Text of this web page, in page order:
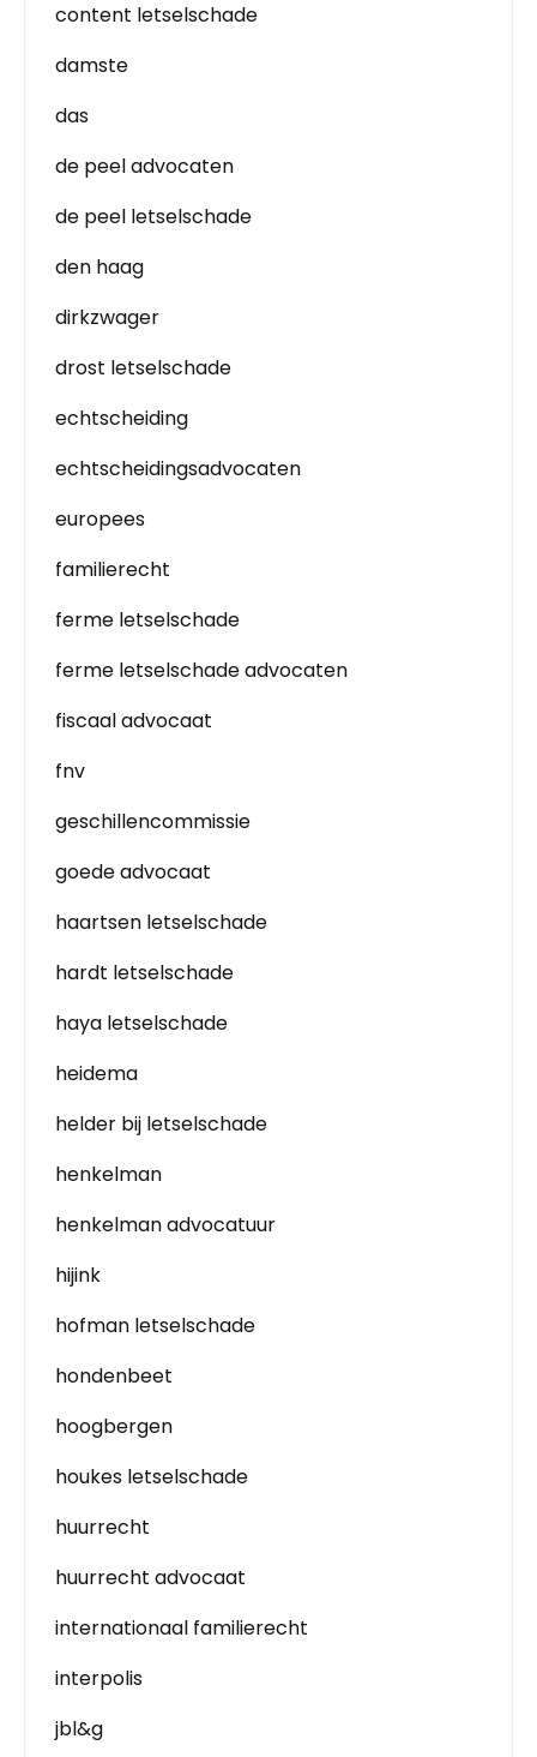
content letselschade
damste
das
de peel advocaten
de peel letselschade
den haag
dirkzwager
drost letselschade
echtscheiding
echtscheidingsadvocaten
europees
familierecht
ferme letselschade
ferme letselschade advocaten
fiscaal advocaat
fnv
geschillencommissie
goede advocaat
haartsen letselschade
hardt letselschade
haya letselschade
heidema
helder bij letselschade
henkelman
henkelman advocatuur
hijink
hofman letselschade
hondenbeet
hoogbergen
houkes letselschade
huurrecht
huurrecht advocaat
internationaal familierecht
interpolis
jbl&g